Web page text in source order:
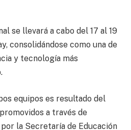
se llevará a cabo del 17 al 19
consolidándose como una de
y tecnología más
equipos es resultado del
a través de
la Secretaría de Educación